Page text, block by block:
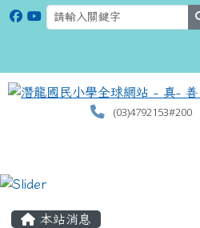
(03)4792153#200
本站消息